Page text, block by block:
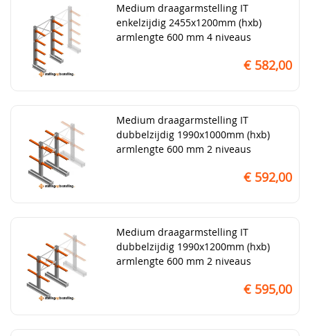
Medium draagarmstelling IT
enkelzijdig 2455x1200mm (hxb)
armlengte 600 mm 4 niveaus
€ 582,00
Medium draagarmstelling IT
dubbelzijdig 1990x1000mm (hxb)
armlengte 600 mm 2 niveaus
€ 592,00
Medium draagarmstelling IT
dubbelzijdig 1990x1200mm (hxb)
armlengte 600 mm 2 niveaus
€ 595,00